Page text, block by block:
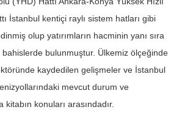
İstanbul kentiçi raylı sistem hatları gibi
olup yatırımların hacminin yanı sıra
bulunmuştur. Ülkemiz ölçeğinde
kaydedilen gelişmeler ve İstanbul
mevcut durum ve
konuları arasındadır.